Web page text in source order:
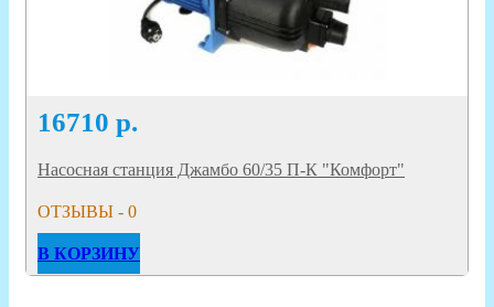
16710 р.
Насосная станция Джамбо 60/35 П-К "Комфорт"
ОТЗЫВЫ - 0
В КОРЗИНУ